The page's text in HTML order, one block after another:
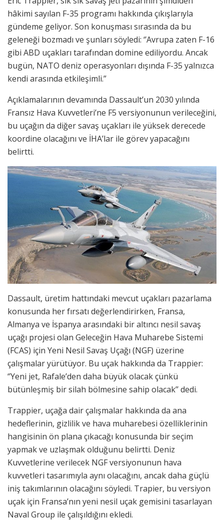
hâkimi sayılan F-35 programı hakkında çıkışlarıyla
gündeme geliyor. Son konuşması sırasında da bu
geleneği bozmadı ve şunları söyledi: ‘’Avrupa zaten F-16
gibi ABD uçakları tarafından domine ediliyordu. Ancak
bugün, NATO deniz operasyonları dışında F-35 yalnızca
kendi arasında etkileşimli.”
Açıklamalarının devamında Dassault’un 2030 yılında
Fransız Hava Kuvvetleri’ne F5 versiyonunun verileceğini,
bu uçağın da diğer savaş uçakları ile yüksek derecede
koordine olacağını ve İHA’lar ile görev yapacağını
belirtti.
Dassault, üretim hattındaki mevcut uçakları pazarlama
konusunda her fırsatı değerlendirirken, Fransa,
Almanya ve İspanya arasındaki bir altıncı nesil savaş
uçağı projesi olan Geleceğin Hava Muharebe Sistemi
(FCAS) için Yeni Nesil Savaş Uçağı (NGF) üzerine
çalışmalar yürütüyor. Bu uçak hakkında da Trappier:
‘’Yeni jet, Rafale’den daha büyük olacak çünkü
bütünleşmiş bir silah bölmesine sahip olacak’’ dedi.
Trappier, uçağa dair çalışmalar hakkında da ana
hedeflerinin, gizlilik ve hava muharebesi özelliklerinin
hangisinin ön plana çıkacağı konusunda bir seçim
yapmak ve uzlaşmak olduğunu belirtti. Deniz
Kuvvetlerine verilecek NGF versiyonunun hava
kuvvetleri tasarımıyla aynı olacağını, ancak daha güçlü
iniş takımlarının olacağını söyledi. Trapier, bu versiyon
uçak için Fransa’nın yeni nesil uçak gemisini tasarlayan
Naval Group ile çalışıldığını ekledi.